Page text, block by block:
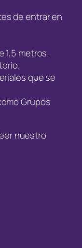
de entrar en
1,5 metros.
que se
Grupos
nuestro